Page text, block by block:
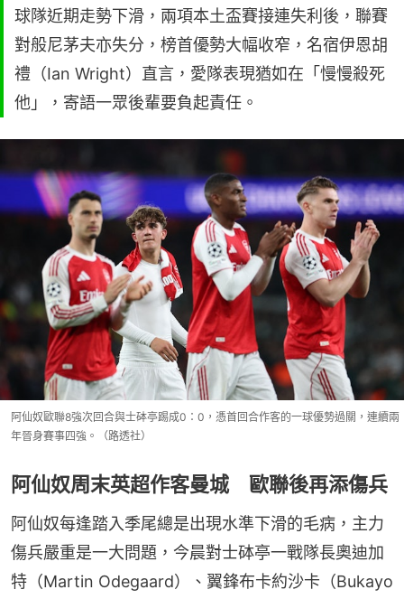
球隊近期走勢下滑，兩項本土盃賽接連失利後，聯賽
對般尼茅夫亦失分，榜首優勢大幅收窄，名宿伊恩胡
禮（Ian Wright）直言，愛隊表現猶如在「慢慢殺死
他」，寄語一眾後輩要負起責任。
阿仙奴歐聯8強次回合與士砵亭踢成0：0，憑首回合作客的一球優勢過關，連續兩
年晉身賽事四強。（路透社）
阿仙奴周末英超作客曼城 歐聯後再添傷兵
阿仙奴每逢踏入季尾總是出現水準下滑的毛病，主力
傷兵嚴重是一大問題，今晨對士砵亭一戰隊長奧迪加
特（Martin Odegaard）、翼鋒布卡約沙卡（Bukayo